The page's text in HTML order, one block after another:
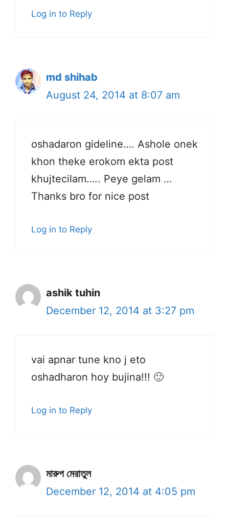
Log in to Reply
md shihab
August 24, 2014 at 8:07 am
oshadaron gideline…. Ashole onek
khon theke erokom ekta post
khujtecilam….. Peye gelam …
Thanks bro for nice post
Log in to Reply
ashik tuhin
December 12, 2014 at 3:27 pm
vai apnar tune kno j eto
oshadharon hoy bujina!!! 🙂
Log in to Reply
মারুপ মেরাতুল
December 12, 2014 at 4:05 pm